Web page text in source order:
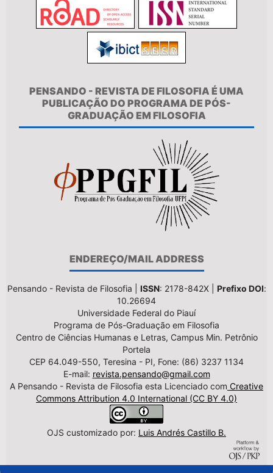
PENSANDO - REVISTA DE FILOSOFIA É UMA
PUBLICAÇÃO DO PROGRAMA DE PÓS-
GRADUAÇÃO EM FILOSOFIA
ENDEREÇO/MAIL ADDRESS
Pensando - Revista de Filosofia | ISSN: 2178-842X | Prefixo DOI:
10.26694
Universidade Federal do Piauí
Programa de Pós-Graduação em Filosofia
Centro de Ciências Humanas e Letras, Campus Min. Petrônio
Portela
CEP 64.049-550, Teresina - PI, Fone: (86) 3237 1134
E-mail: revista.pensando@gmail.com
A Pensando - Revista de Filosofia esta Licenciado com Creative
Commons Attribution 4.0 International (CC BY 4.0)
OJS customizado por: Luis Andrés Castillo B.